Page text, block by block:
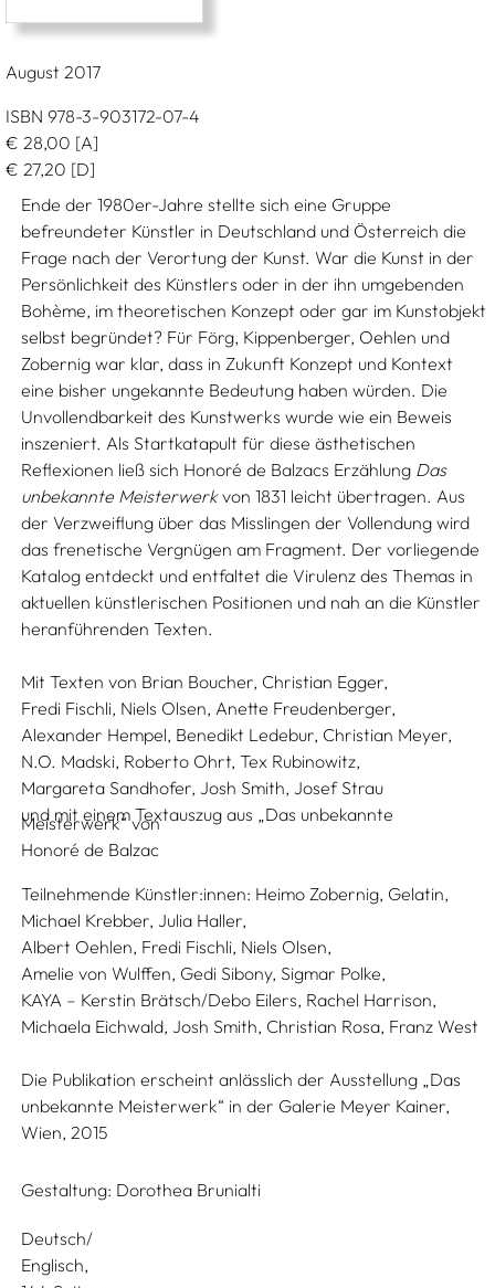
August 2017
ISBN 978-3-903172-07-4
€ 28,00 [A]
€ 27,20 [D]
Ende der 1980er-Jahre stellte sich eine Gruppe
befreundeter Künstler in Deutschland und Österreich die
Frage nach der Verortung der Kunst. War die Kunst in der
Persönlichkeit des Künstlers oder in der ihn umgebenden
Bohème, im theoretischen Konzept oder gar im Kunstobjekt
selbst begründet? Für Förg, Kippenberger, Oehlen und
Zobernig war klar, dass in Zukunft Konzept und Kontext
eine bisher ungekannte Bedeutung haben würden. Die
Unvollendbarkeit des Kunstwerks wurde wie ein Beweis
inszeniert. Als Startkatapult für diese ästhetischen
Reflexionen ließ sich Honoré de Balzacs Erzählung Das
unbekannte Meisterwerkvon 1831 leicht übertragen. Aus
der Verzweiflung über das Misslingen der Vollendung wird
das frenetische Vergnügen am Fragment. Der vorliegende
Katalog entdeckt und entfaltet die Virulenz des Themas in
aktuellen künstlerischen Positionen und nah an die Künstler
heranführenden Texten.
Mit Texten von Brian Boucher, Christian Egger,
Fredi Fischli, Niels Olsen, Anette Freudenberger,
Alexander Hempel, Benedikt Ledebur, Christian Meyer,
N.O. Madski, Roberto Ohrt, Tex Rubinowitz,
Margareta Sandhofer, Josh Smith, Josef Strau
und mit einem Textauszug aus „Das unbekannte
Meisterwerk“ von
Honoré de Balzac
Teilnehmende Künstler:innen: Heimo Zobernig, Gelatin,
Michael Krebber, Julia Haller,
Albert Oehlen, Fredi Fischli, Niels Olsen,
Amelie von Wulffen, Gedi Sibony, Sigmar Polke,
KAYA – Kerstin Brätsch/Debo Eilers, Rachel Harrison,
Michaela Eichwald, Josh Smith, Christian Rosa, Franz West
Die Publikation erscheint anlässlich der Ausstellung „Das
unbekannte Meisterwerk“ in der Galerie Meyer Kainer,
Wien, 2015
Gestaltung: Dorothea Brunialti
Deutsch/
Englisch